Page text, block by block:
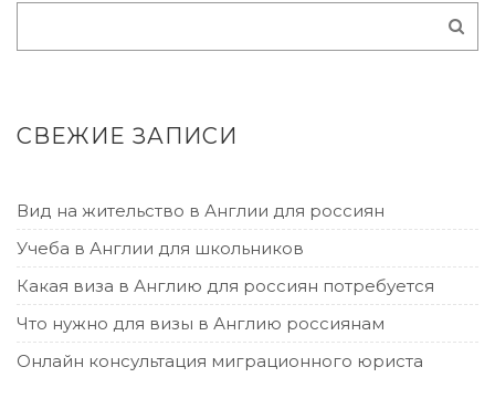
СВЕЖИЕ ЗАПИСИ
Вид на жительство в Англии для россиян
Учеба в Англии для школьников
Какая виза в Англию для россиян потребуется
Что нужно для визы в Англию россиянам
Онлайн консультация миграционного юриста